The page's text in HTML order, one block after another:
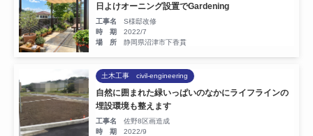
日よけオーニング設置でGardening
工事名
S様邸改修
時 期
2022/7
場 所
静岡県沼津市下香貫
土木工事 civil-engineering
自然に囲まれた緑いっぱいのなかにライフラインの
埋設環境も整えます
工事名
佐野8区画造成
時 期
2022/9